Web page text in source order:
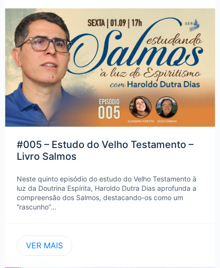
#005 – Estudo do Velho Testamento –
Livro Salmos
Neste quinto episódio do estudo do Velho Testamento à
luz da Doutrina Espírita, Haroldo Dutra Dias aprofunda a
compreensão dos Salmos, destacando-os como um
“rascunho”…
VER MAIS